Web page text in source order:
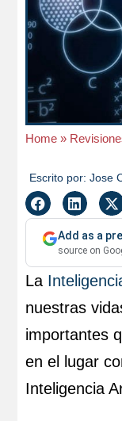
Home »
Escrito por: Jose
Add as a
source on
La
nuestras
importantes
en el lugar
Inteligencia